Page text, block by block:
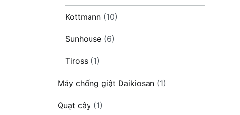
Kottmann (10)
Sunhouse (6)
Tiross (1)
Máy chống giật Daikiosan (1)
Quạt cây (1)